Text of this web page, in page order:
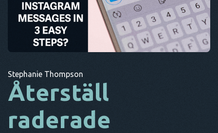
SV
KO
EL
Dela denna artikel
Twitter Facebook Kopiera länk
Stephanie Thompson
Återställ
raderade